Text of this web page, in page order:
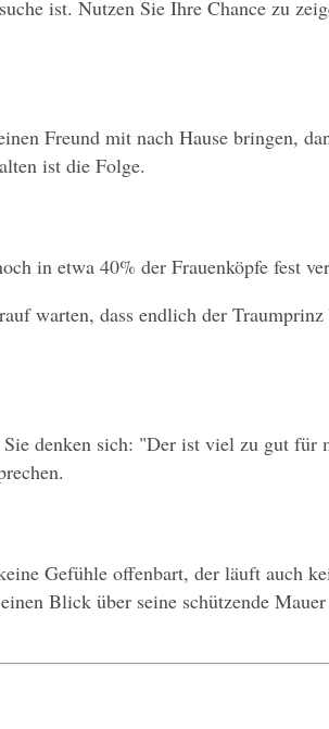
ist. Nutzen Sie Ihre Chance zu
Freund mit nach Hause bringen,
ist die Folge.
in etwa 40% der Frauenköpfe fest
warten, dass endlich der
Sie denken sich: "Der ist viel zu gut für
Gefühle offenbart, der läuft auch
Blick über seine schützende